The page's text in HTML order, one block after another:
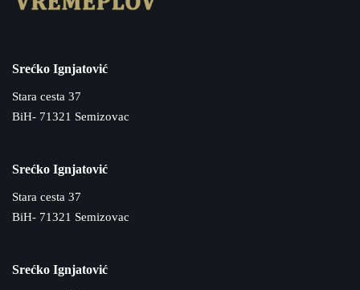
Srećko Ignjatović
Stara cesta 37
BiH- 71321 Semizovac
Srećko Ignjatović
Stara cesta 37
BiH- 71321 Semizovac
Srećko Ignjatović